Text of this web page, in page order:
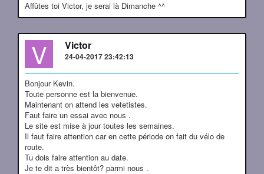
Affûtes toi Victor, je serai là Dimanche ^^
V Victor
24-04-2017 23:42:13
Bonjour Kevin.
Toute personne est la bienvenue.
Maintenant on attend les vetetistes.
Faut faire un essai avec nous .
Le site est mise à jour toutes les semaines.
Il faut faire attention car en cette période on fait du vélo de
route.
Tu dois faire attention au date.
Je te dit a très bientôt? parmi nous .